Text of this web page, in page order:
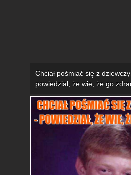
Chciał pośmiać się z
powiedział, że wie, że go